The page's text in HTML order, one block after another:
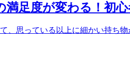
満足度が変わる！初
、思っている以上に細かい持ち